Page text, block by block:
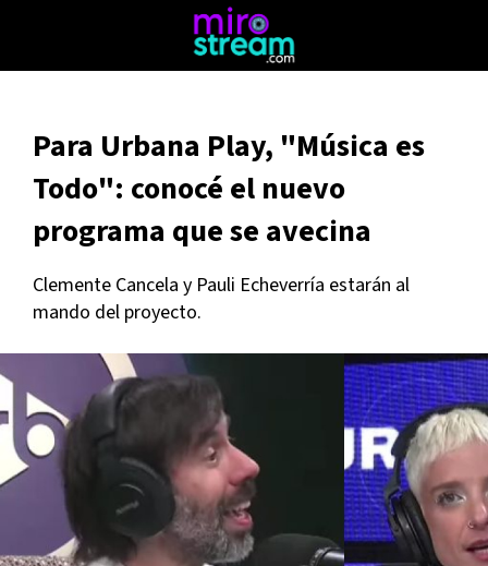
Para Urbana Play, "Música es
Todo": conocé el nuevo
programa que se avecina
Clemente Cancela y Pauli Echeverría estarán al
mando del proyecto.